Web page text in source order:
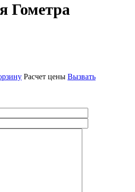
Гометра
Расчет цены Вызвать